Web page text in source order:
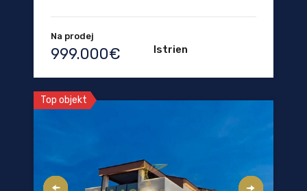
Na prodej
999.000€ Istrien
Top objekt